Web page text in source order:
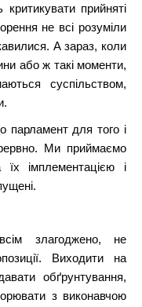
прийняті
не всі розуміли
А зараз, коли
або ж такі моменти,
суспільством,
парламент для того і
Ми приймаємо
імплементацією і
злагоджено, не
Виходити на
обґрунтування,
з виконавчою